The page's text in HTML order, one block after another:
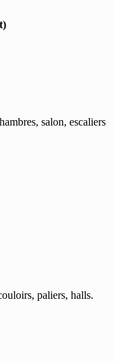
salon, escaliers
paliers, halls.